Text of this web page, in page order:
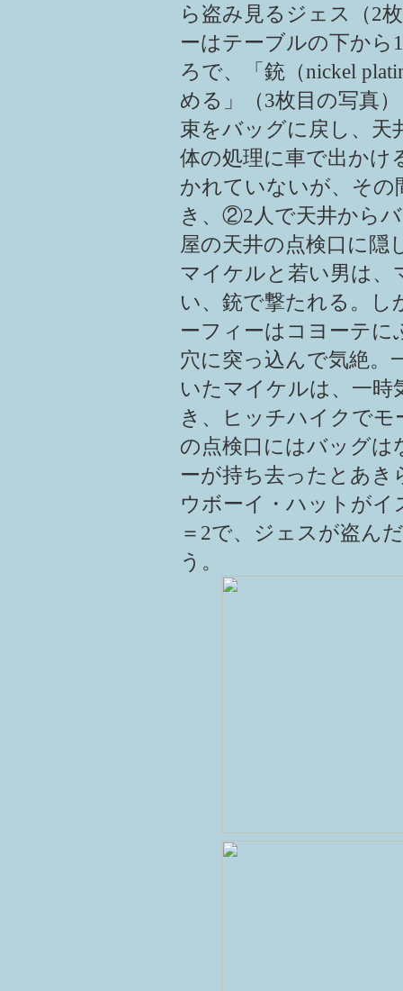
ら盗み見るジェス（2
ーはテーブルの下から
ろで、「銃（nickel
める」（3枚目の写真
束をバッグに戻し、天
体の処理に車で出かけ
かれていないが、そ
き、②2人で天井から
屋の天井の点検口に隠
マイケルと若い男は、
い、銃で撃たれる。し
ーフィーはコヨーテ
穴に突っ込んで気絶。
いたマイケルは、一
き、ヒッチハイクで
の点検口にはバッグは
ーが持ち去ったとあ
ウボーイ・ハットがイ
＝2で、ジェスが盗ん
う。